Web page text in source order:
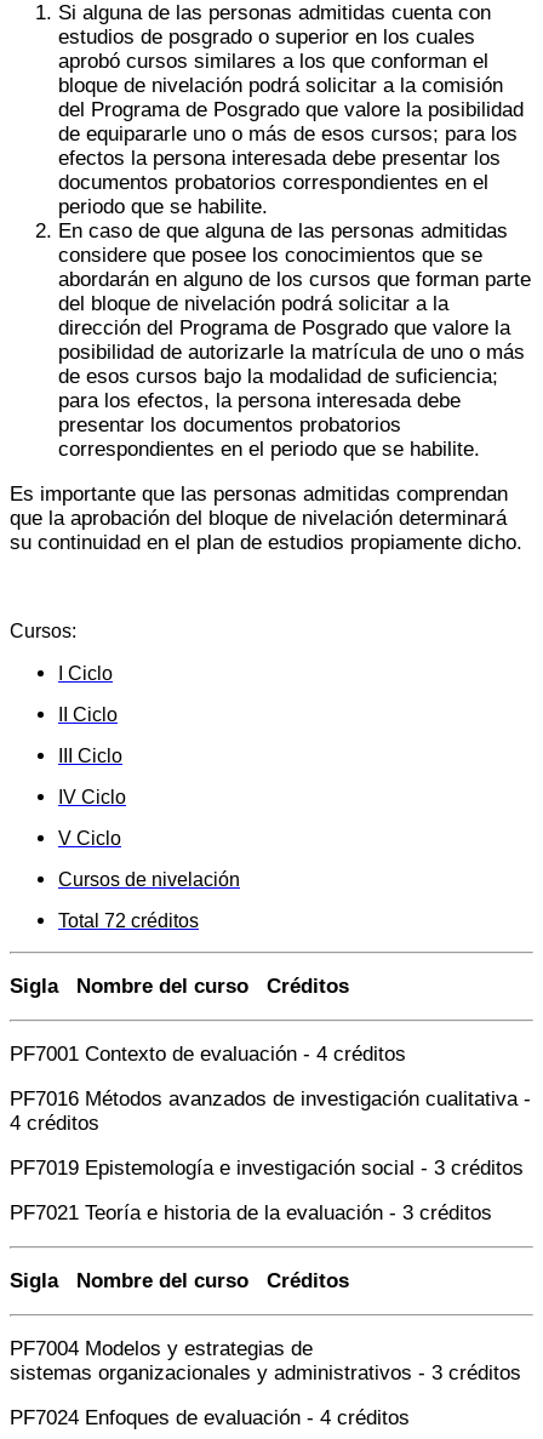
Si alguna de las personas admitidas cuenta con
estudios de posgrado o superior en los cuales
aprobó cursos similares a los que conforman el
bloque de nivelación podrá solicitar a la comisión
del Programa de Posgrado que valore la posibilidad
de equipararle uno o más de esos cursos; para los
efectos la persona interesada debe presentar los
documentos probatorios correspondientes en el
periodo que se habilite.
En caso de que alguna de las personas admitidas
considere que posee los conocimientos que se
abordarán en alguno de los cursos que forman parte
del bloque de nivelación podrá solicitar a la
dirección del Programa de Posgrado que valore la
posibilidad de autorizarle la matrícula de uno o más
de esos cursos bajo la modalidad de suficiencia;
para los efectos, la persona interesada debe
presentar los documentos probatorios
correspondientes en el periodo que se habilite.
Es importante que las personas admitidas comprendan
que la aprobación del bloque de nivelación determinará
su continuidad en el plan de estudios propiamente dicho.
Cursos:
I Ciclo
II Ciclo
III Ciclo
IV Ciclo
V Ciclo
Cursos de nivelación
Total 72 créditos
Sigla Nombre del curso Créditos
PF7001 Contexto de evaluación - 4 créditos
PF7016 Métodos avanzados de investigación cualitativa -
4 créditos
PF7019 Epistemología e investigación social - 3 créditos
PF7021 Teoría e historia de la evaluación - 3 créditos
Sigla Nombre del curso Créditos
PF7004 Modelos y estrategias de
sistemas organizacionales y administrativos - 3 créditos
PF7024 Enfoques de evaluación - 4 créditos